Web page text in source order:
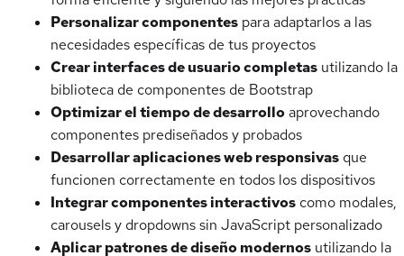
Personalizar componentes para adaptarlos a las
necesidades específicas de tus proyectos
Crear interfaces de usuario completas utilizando la
biblioteca de componentes de Bootstrap
Optimizar el tiempo de desarrolloaprovechando
componentes prediseñados y probados
Desarrollar aplicaciones web responsivas que
funcionen correctamente en todos los dispositivos
Integrar componentes interactivos como modales,
carousels y dropdowns sin JavaScript personalizado
Aplicar patrones de diseño modernos utilizando la